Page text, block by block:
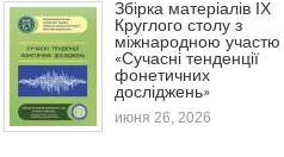
Збірка матеріалів ІХ
Круглого столу з
міжнародною участю
«Сучасні тенденції
фонетичних
досліджень»
июня 26, 2026